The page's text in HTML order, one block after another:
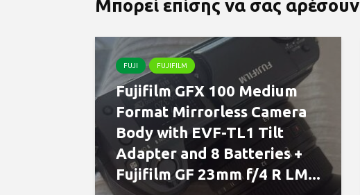
Μπορεί επίσης να σας αρέσουν
FUJI FUJIFILM
Fujifilm GFX 100 Medium
Format Mirrorless Camera
Body with EVF-TL1 Tilt
Adapter and 8 Batteries +
Fujifilm GF 23mm f/4 R LM...